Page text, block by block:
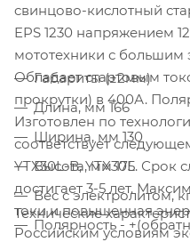
cвинцово-кислотный
EPS 1230 напряжением
мототехники с большим
Обладает стартовым
прокрутки) в 400А.
Изготовлен по
соответствует
YTX30L-B, YTX30L. Срок
достигает 3-5 лет.
токи и повышенная
Российским условиям
Габариты (±2мм)
Длина, мм 166
Ширина, мм 130
Высота, мм 175
Вес с электролитом,
Полярность -
Технические